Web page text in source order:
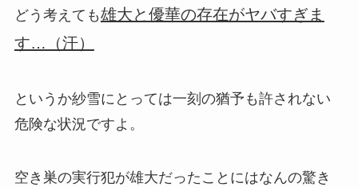
どう考えても雄大と優華の存在がヤバすぎま
す…（汗）
というか紗雪にとっては一刻の猶予も許されない
危険な状況ですよ。
空き巣の実行犯が雄大だったことにはなんの驚き